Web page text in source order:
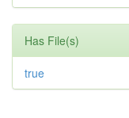
Has File(s)
true